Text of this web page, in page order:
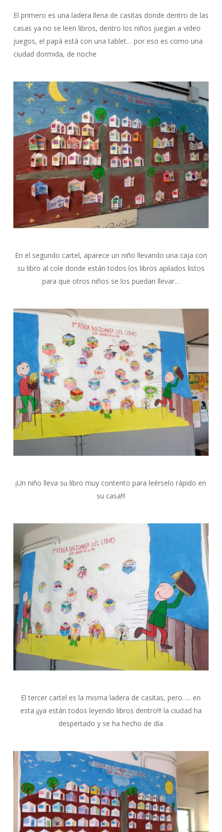
El primero es una ladera llena de casitas donde dentro de las
casas ya no se leen libros, dentro los niños juegan a video
juegos, el papá está con una tablet… por eso es como una
ciudad dormida, de noche
En el segundo cartel, aparece un niño llevando una caja con
su libro al cole donde están todos los libros apilados listos
para que otros niños se los puedan llevar…
¡Un niño lleva su libro muy contento para leérselo rápido en
su casa!!!
El tercer cartel es la misma ladera de casitas, pero….. en
esta ¡¡ya están todos leyendo libros dentro!!! la ciudad ha
despertado y se ha hecho de día